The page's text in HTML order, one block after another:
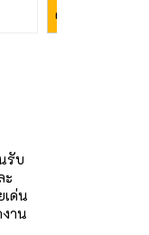
ค้นหา
รับ
ะ
เด่น
าน